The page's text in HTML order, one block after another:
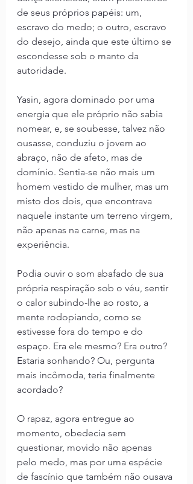
de seus próprios papéis: um,
escravo do medo; o outro, escravo
do desejo, ainda que este último se
escondesse sob o manto da
autoridade.
Yasin, agora dominado por uma
energia que ele próprio não sabia
nomear, e, se soubesse, talvez não
ousasse, conduziu o jovem ao
abraço, não de afeto, mas de
domínio. Sentia-se não mais um
homem vestido de mulher, mas um
misto dos dois, que encontrava
naquele instante um terreno virgem,
não apenas na carne, mas na
experiência.
Podia ouvir o som abafado de sua
própria respiração sob o véu, sentir
o calor subindo-lhe ao rosto, a
mente rodopiando, como se
estivesse fora do tempo e do
espaço. Era ele mesmo? Era outro?
Estaria sonhando? Ou, pergunta
mais incômoda, teria finalmente
acordado?
O rapaz, agora entregue ao
momento, obedecia sem
questionar, movido não apenas
pelo medo, mas por uma espécie
de fascínio que também não ousava